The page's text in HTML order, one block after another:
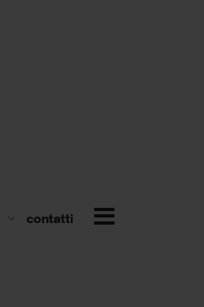
contatti